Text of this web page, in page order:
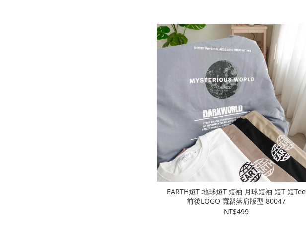
EARTH短T 地球短T 短袖 月球短袖 短T 短Tee
前後LOGO 寬鬆落肩版型 80047
NT$499